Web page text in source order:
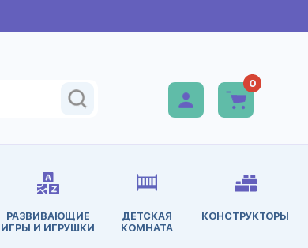
0
РАЗВИВАЮЩИЕ
ИГРЫ И ИГРУШКИ
ДЕТСКАЯ
КОМНАТА
КОНСТРУКТОРЫ